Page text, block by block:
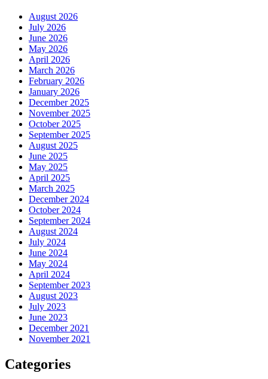
August 2026
July 2026
June 2026
May 2026
April 2026
March 2026
February 2026
January 2026
December 2025
November 2025
October 2025
September 2025
August 2025
June 2025
May 2025
April 2025
March 2025
December 2024
October 2024
September 2024
August 2024
July 2024
June 2024
May 2024
April 2024
September 2023
August 2023
July 2023
June 2023
December 2021
November 2021
Categories